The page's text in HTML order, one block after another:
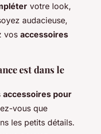
votre look,
audacieuse,
vos accessoires
est dans le
accessoires pour
vous que
les petits détails.